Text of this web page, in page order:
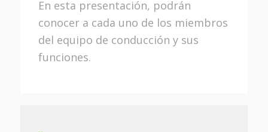
En esta presentación, podrán
conocer a cada uno de los miembros
del equipo de conducción y sus
funciones.